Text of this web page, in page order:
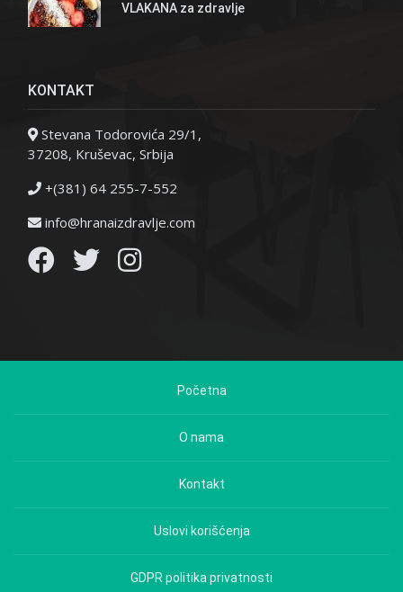
VLAKANA za zdravlje
KONTAKT
Stevana Todorovića 29/1,
37208, Kruševac, Srbija
+(381) 64 255-7-552
info@hranaizdravlje.com
Početna
O nama
Kontakt
Uslovi korišćenja
GDPR politika privatnosti